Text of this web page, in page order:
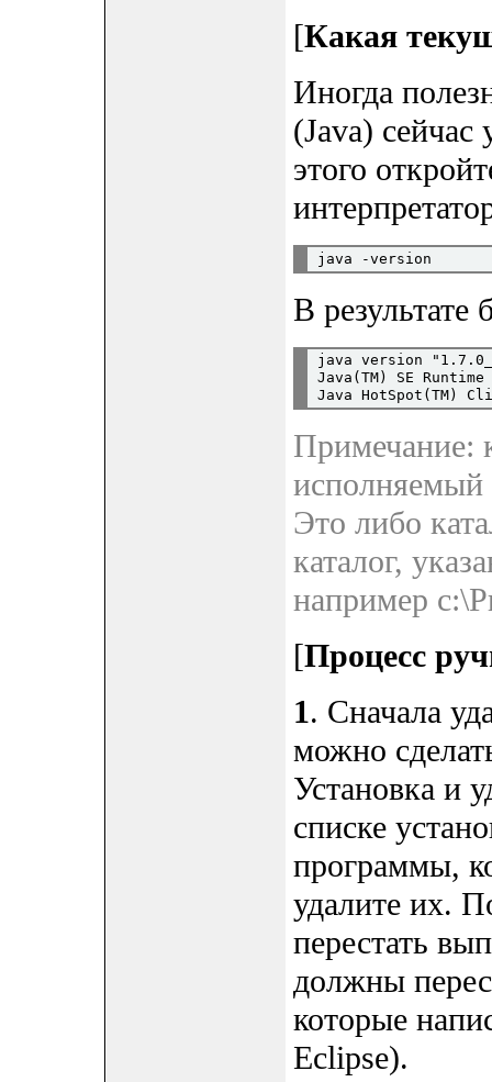
[Какая
Иногда
(Java) сейчас
этого
В результате
java version
Java(TM) SE
Примечание:
исполняемый
Это либо
каталог,
например
[Процесс
1. Сначала
можно
Установка и
списке
программы,
удалите их.
перестать
должны
которые
Eclipse).